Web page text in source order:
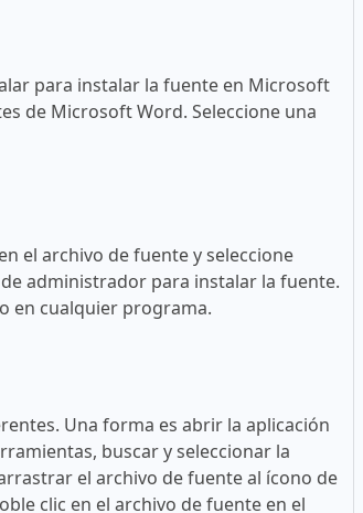
para instalar la fuente en Microsoft
de Microsoft Word. Seleccione una
el archivo de fuente y seleccione
administrador para instalar la fuente.
en cualquier programa.
Una forma es abrir la aplicación
buscar y seleccionar la
el archivo de fuente al ícono de
clic en el archivo de fuente en el